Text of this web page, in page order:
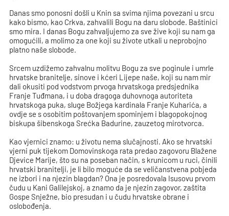
Danas smo ponosni došli u Knin sa svima njima povezani u srcu
kako bismo, kao Crkva, zahvalili Bogu na daru slobode. Baštinici
smo mira. I danas Bogu zahvaljujemo za sve žive koji su nam ga
omogućili, a molimo za one koji su živote utkali u neprobojno
platno naše slobode.
Srcem uzdižemo zahvalnu molitvu Bogu za sve poginule i umrle
hrvatske branitelje, sinove i kćeri Lijepe naše, koji su nam mir
dali okusiti pod vodstvom prvoga hrvatskoga predsjednika
Franje Tuđmana, i u doba dragoga duhovnoga autoriteta
hrvatskoga puka, sluge Božjega kardinala Franje Kuharića, a
ovdje se s osobitim poštovanjem spominjem i blagopokojnog
biskupa šibenskoga Srećka Badurine, zauzetog mirotvorca.
Kao vjernici znamo: u životu nema slučajnosti. Ako se hrvatski
vjerni puk tijekom Domovinskoga rata predao zagovoru Blažene
Djevice Marije, što su na poseban način, s krunicom u ruci, činili
hrvatski branitelji, je li bilo moguće da se veličanstvena pobjeda
ne izbori i na njezin blagdan? Ona je posredovala Isusovu prvom
čudu u Kani Galilejskoj, a znamo da je njezin zagovor, zaštita
Gospe Snježne, bio presudan i u čudu hrvatske obrane i
oslobođenja.